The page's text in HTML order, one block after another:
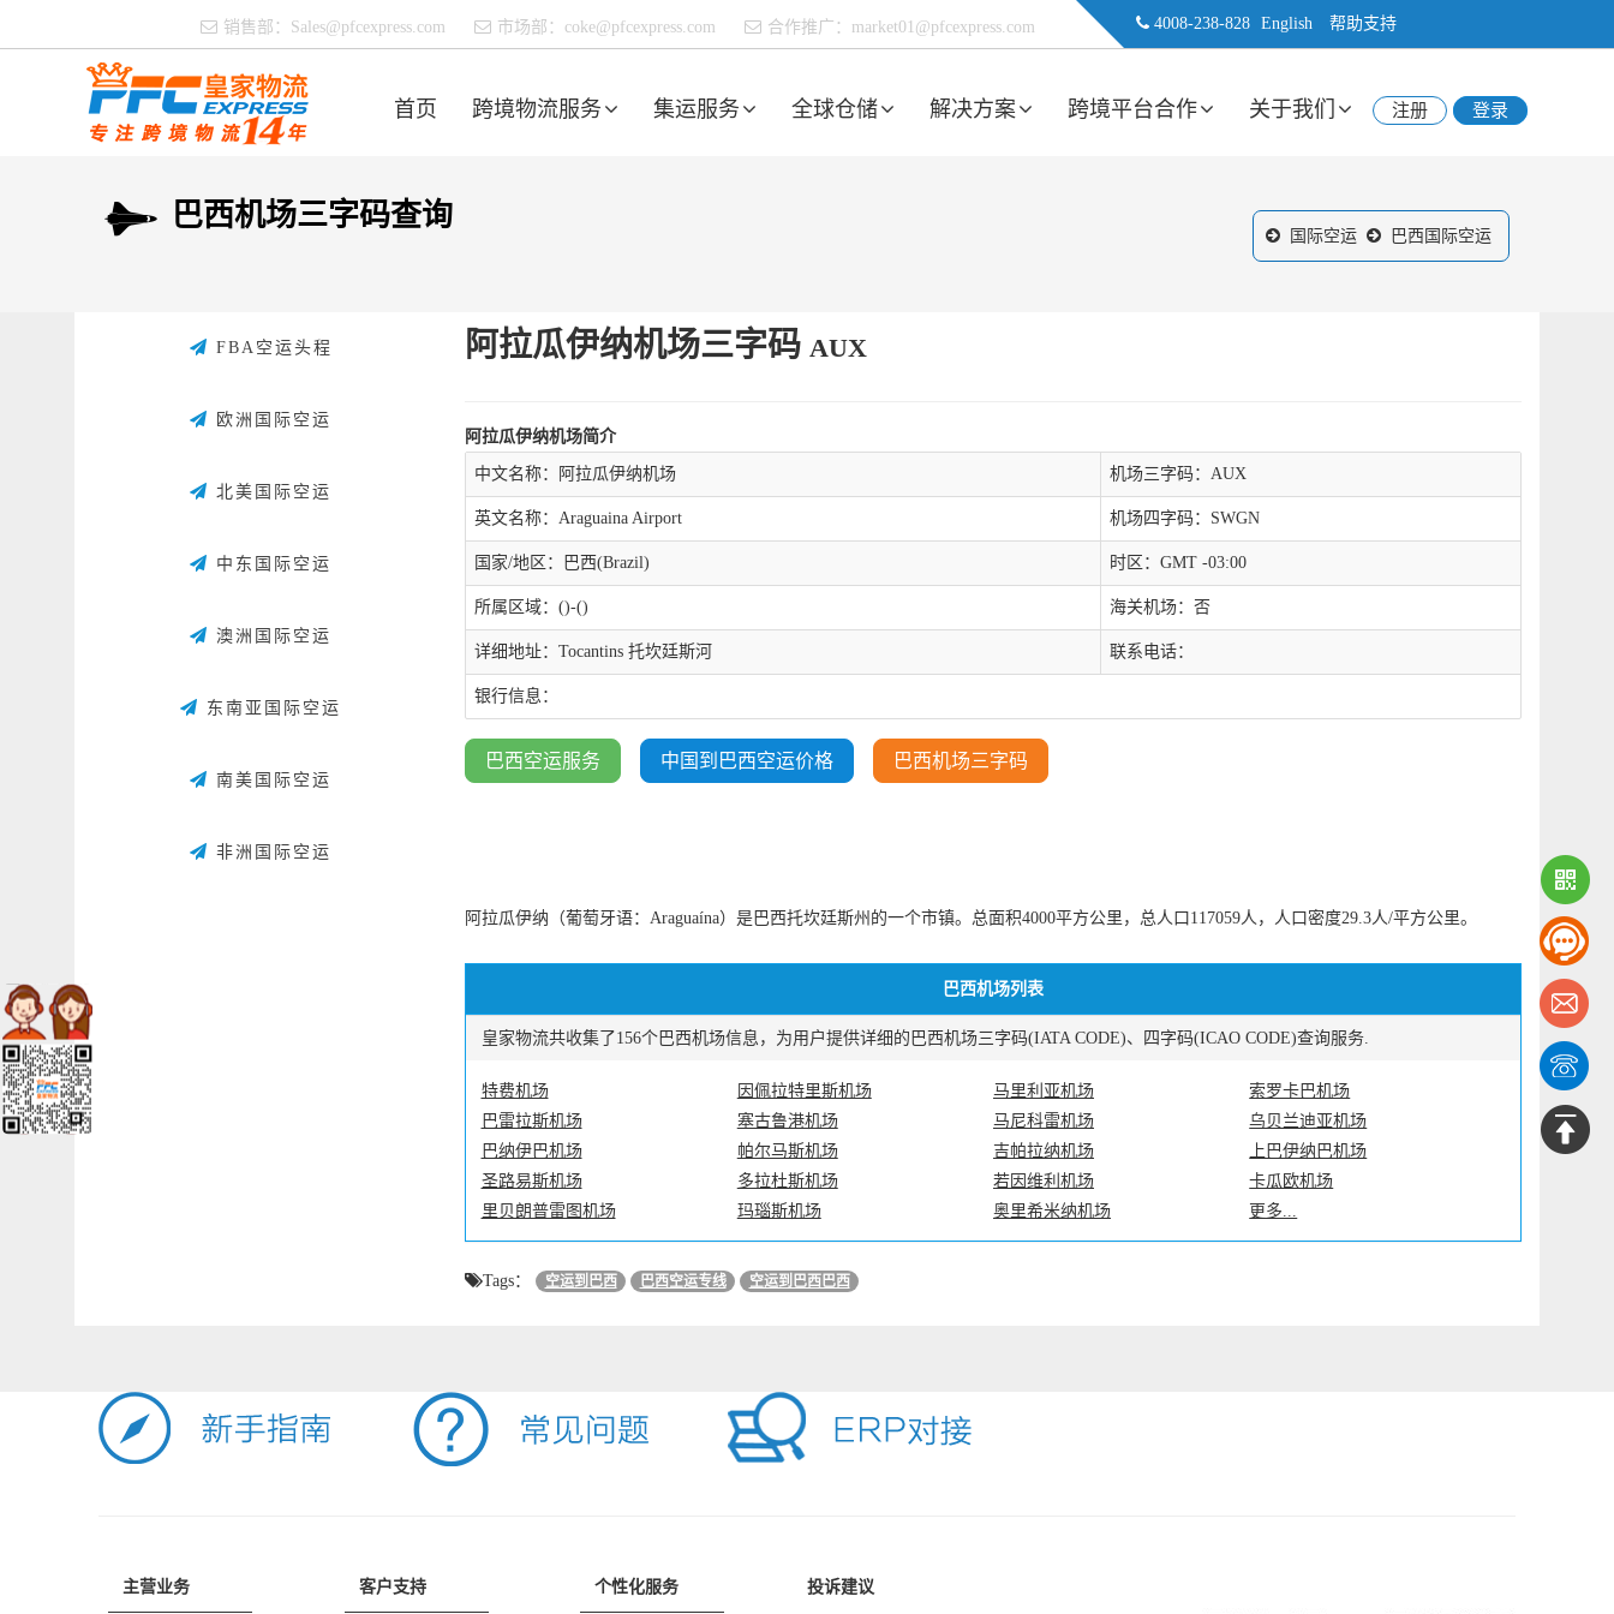
4008-238-828 English 帮助支持
销售部： Sales@pfcexpress.com 市场部： coke@pfcexpress.com 合作推广： market01@pfcexpress.com
首页 跨境物流服务 集运服务 全球仓储 解决方案 跨境平台合作 关于我们 注册 登录
巴西机场三字码查询
国际空运 巴西国际空运
阿拉瓜伊纳机场三字码 AUX
阿拉瓜伊纳机场简介
中文名称：阿拉瓜伊纳机场 机场三字码：AUX
英文名称：Araguaina Airport 机场四字码：SWGN
国家/地区：巴西(Brazil) 时区：GMT -03:00
所属区域：()-() 海关机场：否
详细地址：Tocantins 托坎廷斯河 联系电话：
银行信息：
巴西空运服务 中国到巴西空运价格 巴西机场三字码
阿拉瓜伊纳（葡萄牙语：Araguaína）是巴西托坎廷斯州的一个市镇。总面积4000平方公里，总人口117059人，人口密度29.3人/平方公里。
巴西机场列表
皇家物流共收集了156个巴西机场信息，为用户提供详细的巴西机场三字码(IATA CODE)、四字码(ICAO CODE)查询服务.
特费机场 因佩拉特里斯机场 马里利亚机场
索罗卡巴机场
巴雷拉斯机场
塞古鲁港机场 马尼科雷机场
乌贝兰迪亚机场
巴纳伊巴机场
帕尔马斯机场 吉帕拉纳机场
上巴伊纳巴机场
圣路易斯机场
多拉杜斯机场 若因维利机场
卡瓜欧机场
里贝朗普雷图机场
玛瑙斯机场 奥里希米纳机场 更多...
Tags： 空运到巴西 巴西空运专线 空运到巴西巴西
FBA空运头程
欧洲国际空运
北美国际空运
中东国际空运
澳洲国际空运
东南亚国际空运
南美国际空运
非洲国际空运
主营业务 客户支持 个性化服务 投诉建议